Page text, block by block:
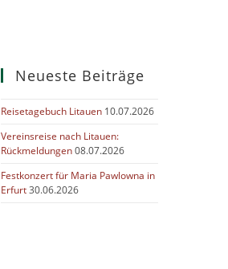
Neueste Beiträge
Reisetagebuch Litauen 10.07.2026
Vereinsreise nach Litauen:
Rückmeldungen08.07.2026
Festkonzert für Maria Pawlowna in
Erfurt30.06.2026